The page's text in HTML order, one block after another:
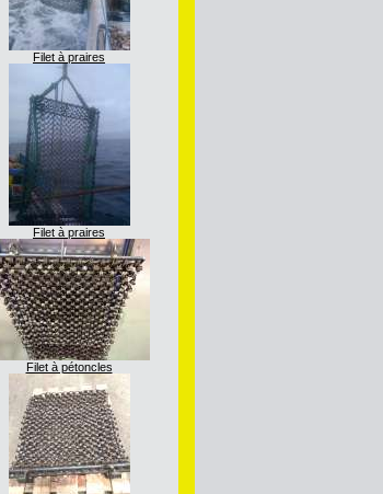
Filet à praires
Filet à praires
Filet à pétoncles